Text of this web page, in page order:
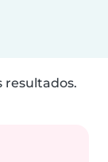
resultados.